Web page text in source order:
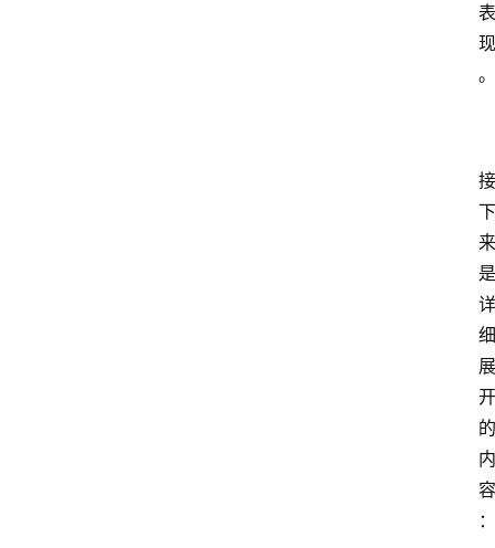
表
现
。
接
下
来
是
详
细
展
开
的
内
容
：